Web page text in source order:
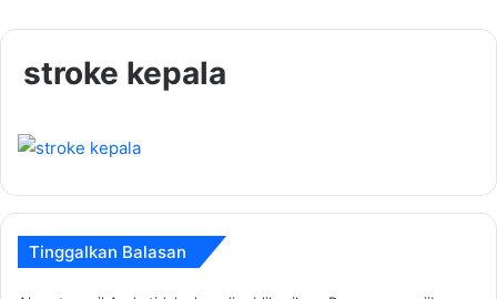
stroke kepala
Tinggalkan Balasan